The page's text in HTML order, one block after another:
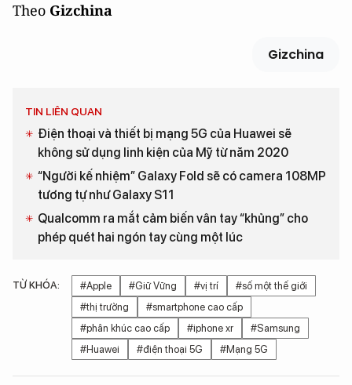
Theo Gizchina
Gizchina
TIN LIÊN QUAN
Điện thoại và thiết bị mạng 5G của Huawei sẽ
không sử dụng linh kiện của Mỹ từ năm 2020
“Người kế nhiệm” Galaxy Fold sẽ có camera 108MP
tương tự như Galaxy S11
Qualcomm ra mắt cảm biến vân tay “khủng” cho
phép quét hai ngón tay cùng một lúc
TỪ KHÓA: #Apple #Giữ Vững #vị trí
#số một thế giới
#thị trường
#smartphone cao cấp
#phân khúc cao cấp
#iphone xr
#Samsung
#Huawei
#điện thoại 5G #Mạng 5G